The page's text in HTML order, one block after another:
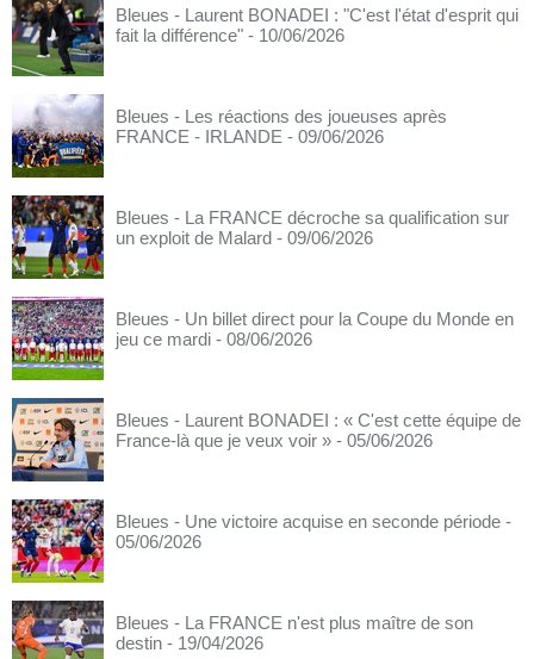
Bleues - Laurent BONADEI : "C'est l'état d'esprit qui
fait la différence" - 10/06/2026
Bleues - Les réactions des joueuses après
FRANCE - IRLANDE - 09/06/2026
Bleues - La FRANCE décroche sa qualification sur
un exploit de Malard - 09/06/2026
Bleues - Un billet direct pour la Coupe du Monde en
jeu ce mardi - 08/06/2026
Bleues - Laurent BONADEI : « C'est cette équipe de
France-là que je veux voir » - 05/06/2026
Bleues - Une victoire acquise en seconde période -
05/06/2026
Bleues - La FRANCE n'est plus maître de son
destin - 19/04/2026